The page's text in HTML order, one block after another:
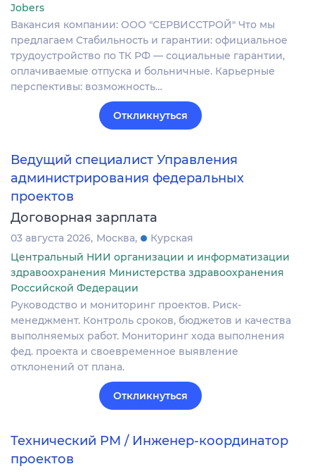
Jobers
Вакансия компании: ООО "СЕРВИССТРОЙ" Что мы
предлагаем Стабильность и гарантии: официальное
трудоустройство по ТК РФ — социальные гарантии,
оплачиваемые отпуска и больничные. Карьерные
перспективы: возможность…
Откликнуться
Ведущий специалист Управления
администрирования федеральных
проектов
Договорная зарплата
03 августа 2026 Москва
Курская
Центральный НИИ организации и информатизации
здравоохранения Министерства здравоохранения
Российской Федерации
Руководство и мониторинг проектов. Риск-
менеджмент. Контроль сроков, бюджетов и качества
выполняемых работ. Мониторинг хода выполнения
фед. проекта и своевременное выявление
отклонений от плана.
Откликнуться
Технический PM / Инженер-координатор
проектов